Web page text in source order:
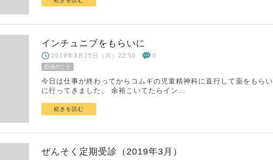
インチュニブをもらいに
2019年3月25日（月）22:50 0
日頃のこと
今日は仕事が終わってからコムギの児童精神科に直行して薬をもらい
に行ってきました。 余裕こいてたらイン…
続きを読む
ぜんそく定期受診（2019年3月）